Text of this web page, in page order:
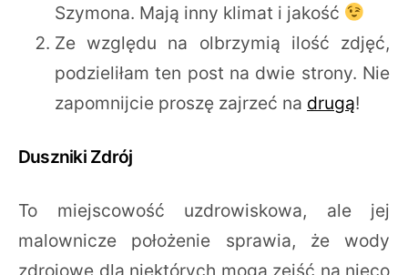
Szymona. Mają inny klimat i jakość
Ze względu na olbrzymią ilość zdjęć,
podzieliłam ten post na dwie strony. Nie
zapomnijcie proszę zajrzeć na drugą!
Duszniki Zdrój
To miejscowość uzdrowiskowa, ale jej
malownicze położenie sprawia, że wody
zdrojowe dla niektórych mogą zejść na nieco